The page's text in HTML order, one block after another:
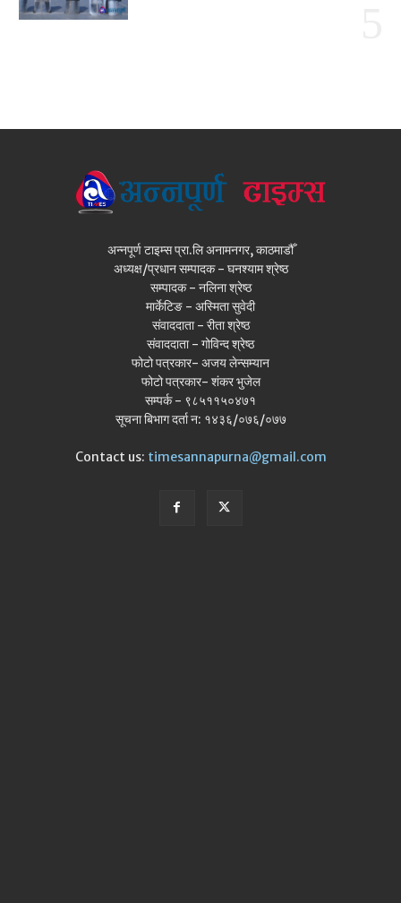
अन्नपूर्ण टाइम्स प्रा.लि अनामनगर, काठमाडौँ
अध्यक्ष/प्रधान सम्पादक - घनश्याम श्रेष्ठ
सम्पादक - नलिना श्रेष्ठ
मार्केटिङ - अस्मिता सुवेदी
संवाददाता - रीता श्रेष्ठ
संवाददाता - गोविन्द श्रेष्ठ
फोटो पत्रकार- अजय लेन्सम्यान
फोटो पत्रकार- शंकर भुजेल
सम्पर्क - ९८५११५०४७१
सूचना बिभाग दर्ता न: १४३६/०७६/०७७
Contact us: timesannapurna@gmail.com